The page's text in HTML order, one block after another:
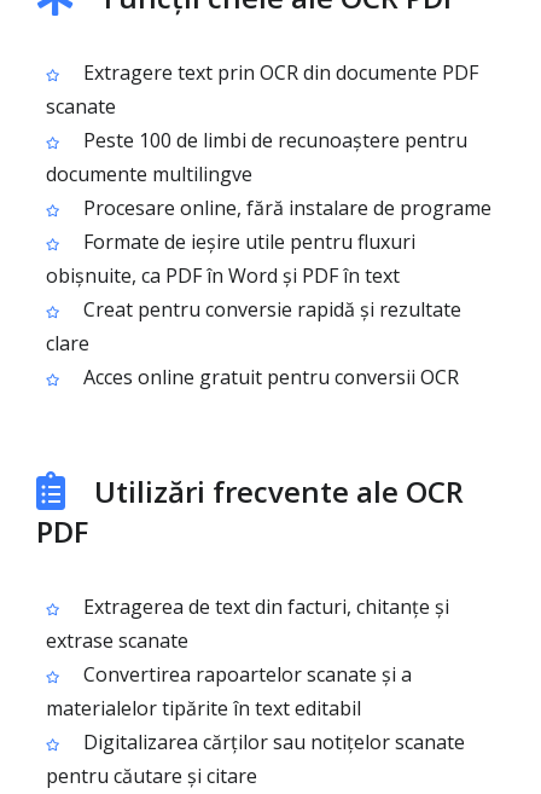
Extragere text prin OCR din documente PDF
scanate
Peste 100 de limbi de recunoaștere pentru
documente multilingve
Procesare online, fără instalare de programe
Formate de ieșire utile pentru fluxuri
obișnuite, ca PDF în Word și PDF în text
Creat pentru conversie rapidă și rezultate
clare
Acces online gratuit pentru conversii OCR
Utilizări frecvente ale OCR
PDF
Extragerea de text din facturi, chitanțe și
extrase scanate
Convertirea rapoartelor scanate și a
materialelor tipărite în text editabil
Digitalizarea cărților sau notițelor scanate
pentru căutare și citare